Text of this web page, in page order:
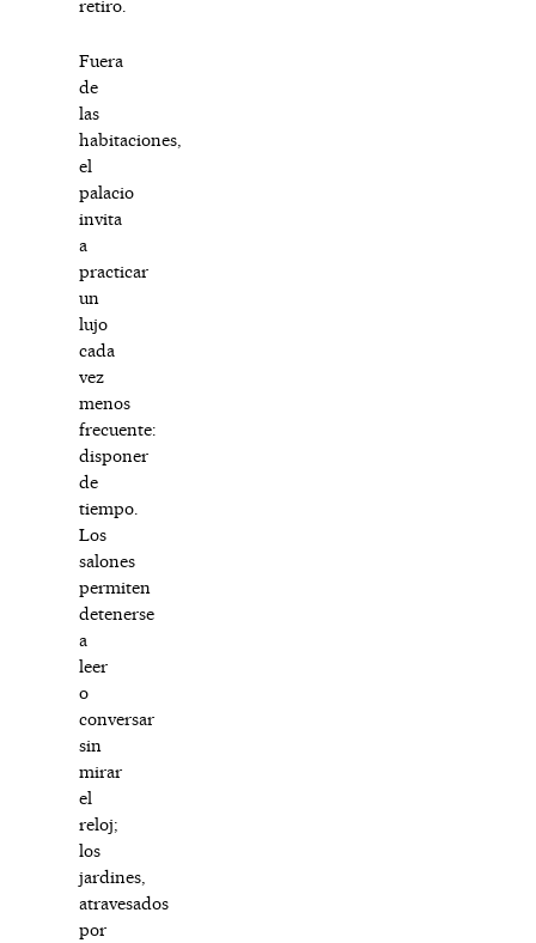
retiro.
Fuera
de
las
habitaciones,
el
palacio
invita
a
practicar
un
lujo
cada
vez
menos
frecuente:
disponer
de
tiempo.
Los
salones
permiten
detenerse
a
leer
o
conversar
sin
mirar
el
reloj;
los
jardines,
atravesados
por